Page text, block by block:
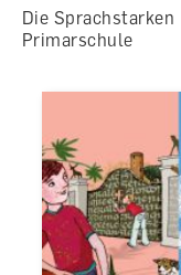
Die Sprachstarken
Primarschule